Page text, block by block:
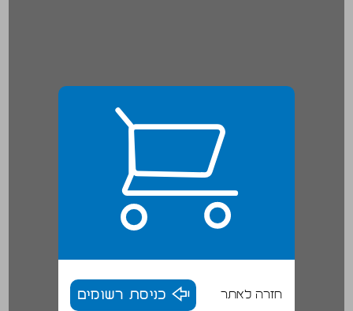
חזרה לאתר כניסת רשומים